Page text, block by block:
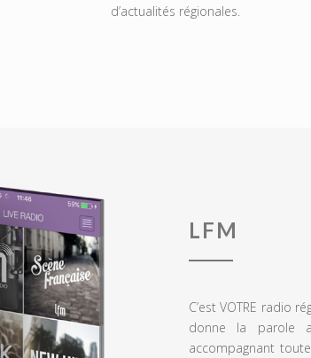
d’actualités régionales.
LFM
C’est VOTRE radio
donne la parole
accompagnant